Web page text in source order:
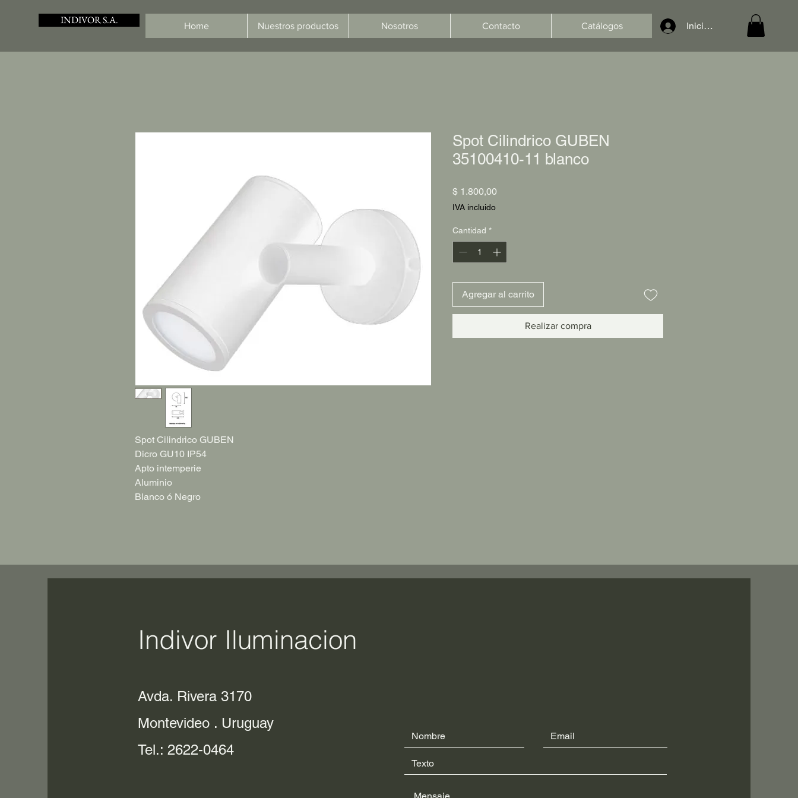
INDIVOR S.A. Home Nuestros productos Nosotros Contacto Catálogos Iniciar sesión
Spot Cilindrico GUBEN
Dicro GU10 IP54
Apto intemperie
Aluminio
Blanco ó Negro
Spot Cilindrico GUBEN
35100410-11 blanco
$ 1.800,00Precio
IVA incluido
Cantidad *
Agregar al carrito
Realizar compra
Indivor Iluminacion
Avda. Rivera 3170
Montevideo . Uruguay
Tel.: 2622-0464